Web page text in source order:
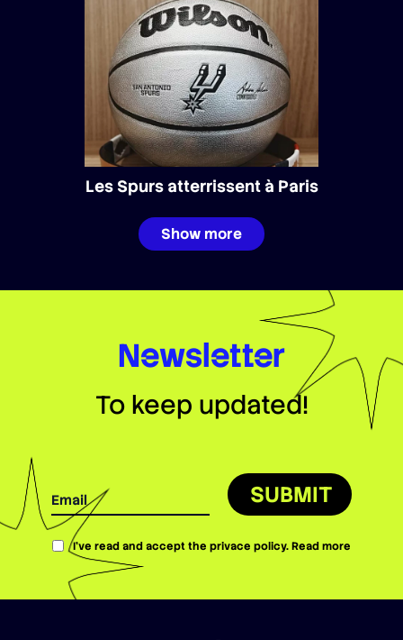
Les Spurs atterrissent à Paris
Show more
Newsletter
To keep updated!
SUBMIT
I’ve read and accept the privace policy.Read more